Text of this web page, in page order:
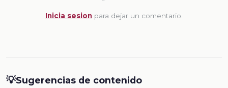
Inicia sesion para dejar un comentario.
💡Sugerencias de contenido